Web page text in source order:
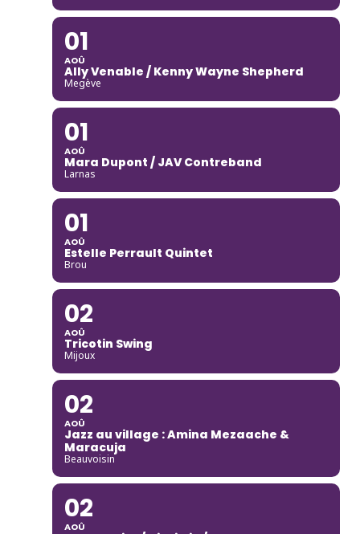
01
AOÛ
Ally Venable / Kenny Wayne Shepherd
Megève
01
AOÛ
Mara Dupont / JAV Contreband
Larnas
01
AOÛ
Estelle Perrault Quintet
Brou
02
AOÛ
Tricotin Swing
Mijoux
02
AOÛ
Jazz au village : Amina Mezaache &
Maracuja
Beauvoisin
02
AOÛ